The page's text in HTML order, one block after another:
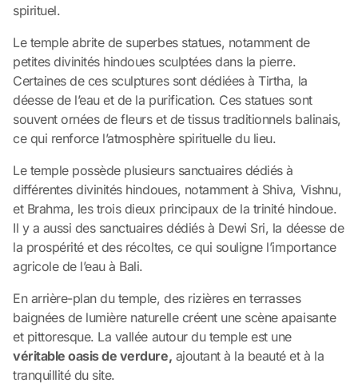
spirituel.
Le temple abrite de superbes statues, notamment de
petites divinités hindoues sculptées dans la pierre.
Certaines de ces sculptures sont dédiées à Tirtha, la
déesse de l’eau et de la purification. Ces statues sont
souvent ornées de fleurs et de tissus traditionnels balinais,
ce qui renforce l’atmosphère spirituelle du lieu.
Le temple possède plusieurs sanctuaires dédiés à
différentes divinités hindoues, notamment à Shiva, Vishnu,
et Brahma, les trois dieux principaux de la trinité hindoue.
Il y a aussi des sanctuaires dédiés à Dewi Sri, la déesse de
la prospérité et des récoltes, ce qui souligne l’importance
agricole de l’eau à Bali.
En arrière-plan du temple, des rizières en terrasses
baignées de lumière naturelle créent une scène apaisante
et pittoresque. La vallée autour du temple est une
véritable oasis de verdure, ajoutant à la beauté et à la
tranquillité du site.